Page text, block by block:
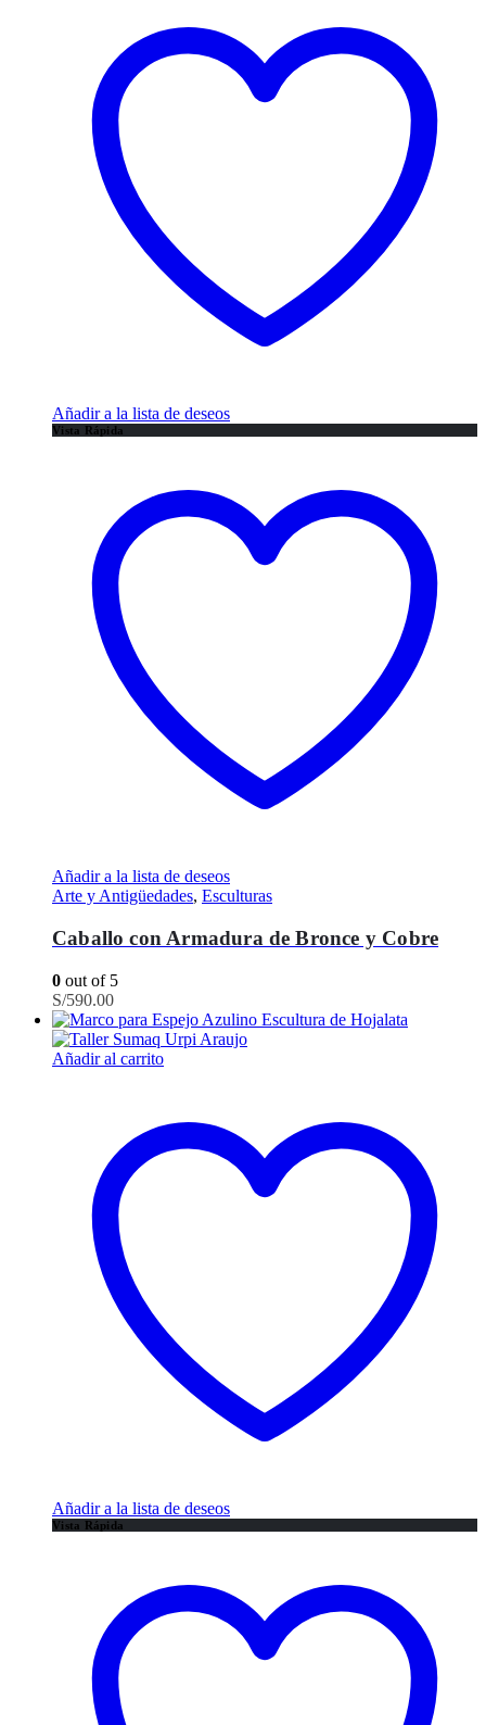
Añadir a la lista de deseos
Vista Rápida
Añadir a la lista de deseos
Arte y Antigüedades, Esculturas
Caballo con Armadura de Bronce y Cobre
0 out of 5
S/590.00
Añadir al carrito
Añadir a la lista de deseos
Vista Rápida